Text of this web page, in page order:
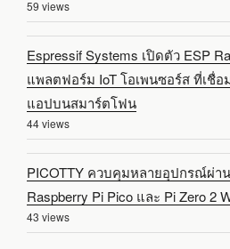
59 views
Espressif Systems เปิดตัว ESP
แพลตฟอร์ม IoT โอเพนซอร์ส ที่เชื่
แอปบนสมาร์ตโฟน
44 views
PICOTTY ควบคุมหลายอุปกรณ์ผ่า
Raspberry Pi Pico และ Pi Zero 2
43 views